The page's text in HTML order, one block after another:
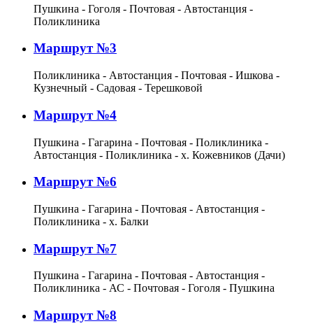
Пушкина - Гоголя - Почтовая - Автостанция -
Поликлиника
Маршрут №3
Поликлиника - Автостанция - Почтовая - Ишкова -
Кузнечный - Садовая - Терешковой
Маршрут №4
Пушкина - Гагарина - Почтовая - Поликлиника -
Автостанция - Поликлиника - х. Кожевников (Дачи)
Маршрут №6
Пушкина - Гагарина - Почтовая - Автостанция -
Поликлиника - х. Балки
Маршрут №7
Пушкина - Гагарина - Почтовая - Автостанция -
Поликлиника - АС - Почтовая - Гоголя - Пушкина
Маршрут №8